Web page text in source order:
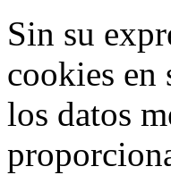
Sin su
cookies en
los datos